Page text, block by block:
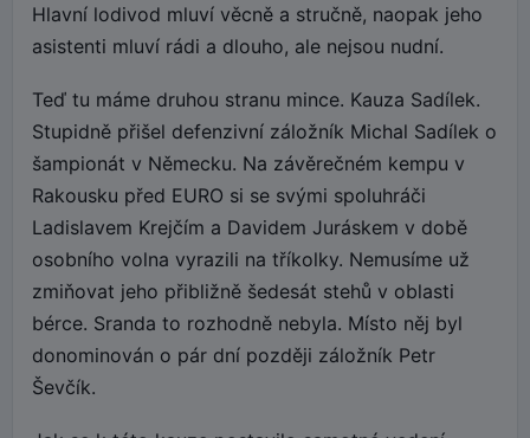
Hlavní lodivod mluví věcně a stručně, naopak jeho
asistenti mluví rádi a dlouho, ale nejsou nudní.
Teď tu máme druhou stranu mince. Kauza Sadílek.
Stupidně přišel defenzivní záložník Michal Sadílek o
šampionát v Německu. Na závěrečném kempu v
Rakousku před EURO si se svými spoluhráči
Ladislavem Krejčím a Davidem Juráskem v době
osobního volna vyrazili na tříkolky. Nemusíme už
zmiňovat jeho přibližně šedesát stehů v oblasti
bérce. Sranda to rozhodně nebyla. Místo něj byl
donominován o pár dní později záložník Petr
Ševčík.